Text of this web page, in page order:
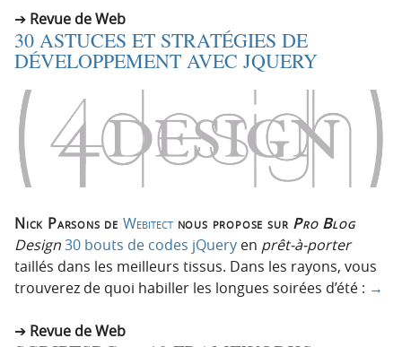
Revue de Web
30 ASTUCES ET STRATÉGIES DE
DÉVELOPPEMENT AVEC JQUERY
Nick Parsons de Webitectnous propose sur Pro Blog
Design30 bouts de codes jQuery en prêt-à-porter
taillés dans les meilleurs tissus. Dans les rayons, vous
trouverez de quoi habiller les longues soirées d’été : →
Revue de Web